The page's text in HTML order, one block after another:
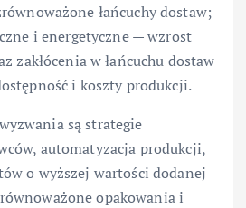
łańcuchy dostaw;
i energetyczne — wzrost
zakłócenia w łańcuchu dostaw
i koszty produkcji.
są strategie
automatyzacja produkcji,
o wyższej wartości dodanej
opakowania i